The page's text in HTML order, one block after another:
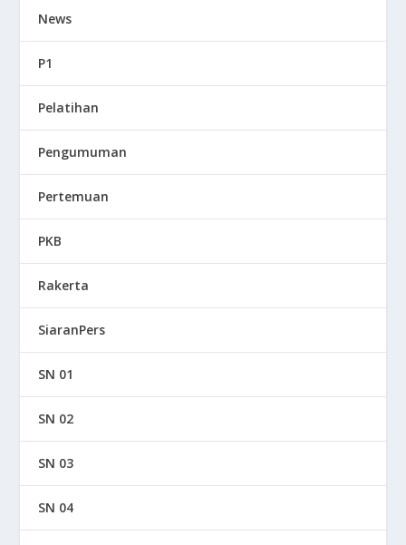
News
P1
Pelatihan
Pengumuman
Pertemuan
PKB
Rakerta
SiaranPers
SN 01
SN 02
SN 03
SN 04